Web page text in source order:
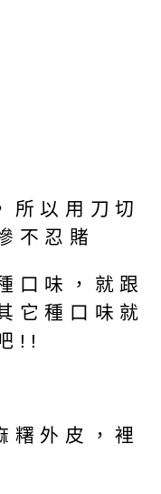
所以用刀切
不忍賭
口味，就跟
它種口味就
!!
糬外皮，裡